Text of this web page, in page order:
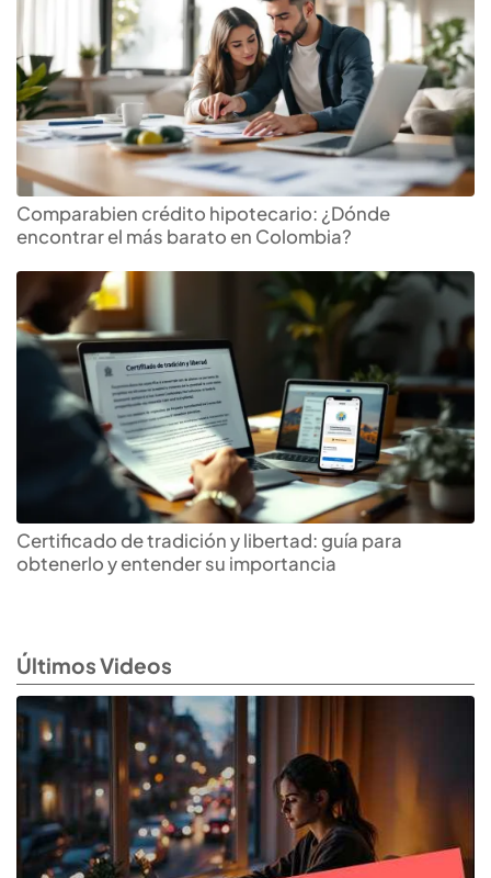
Comparabien crédito hipotecario: ¿Dónde
encontrar el más barato en Colombia?
Certificado de tradición y libertad: guía para
obtenerlo y entender su importancia
Últimos Videos